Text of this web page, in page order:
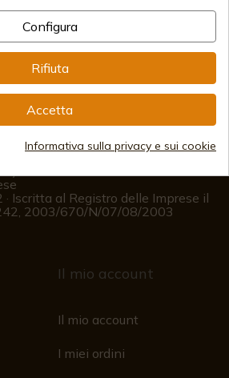
dalle 09:00 alle 15:00
Iscritta al Registro delle Imprese il
2003/670/N/07/08/2003
Il mio account
Il mio account
I miei ordini
Configura
Rifiuta
Accetta
Informativa sulla privacy e sui cookie